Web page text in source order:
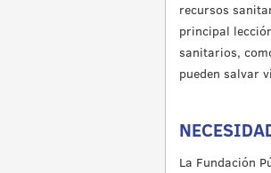
recursos
principal
sanitarios,
pueden salvar
La Fundación